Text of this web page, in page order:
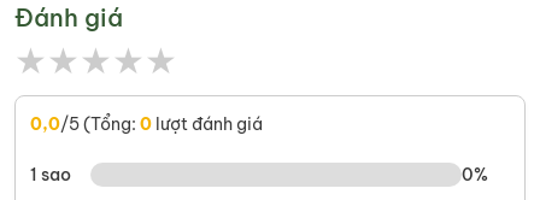
Đánh giá
★★★★★
0,0/5 (Tổng: 0 lượt đánh giá
1 sao
0%